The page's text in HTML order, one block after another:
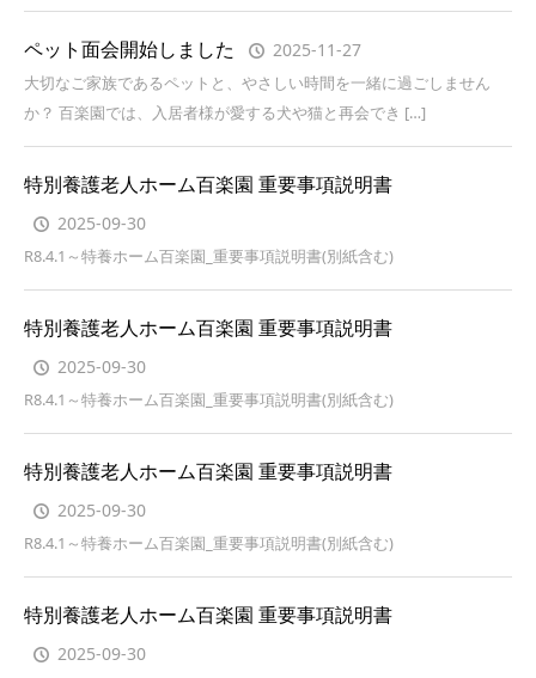
ペット面会開始しました 2025-11-27
大切なご家族であるペットと、やさしい時間を一緒に過ごしません
か？ 百楽園では、入居者様が愛する犬や猫と再会でき […]
特別養護老人ホーム百楽園 重要事項説明書
2025-09-30
R8.4.1～特養ホーム百楽園_重要事項説明書(別紙含む)
特別養護老人ホーム百楽園 重要事項説明書
2025-09-30
R8.4.1～特養ホーム百楽園_重要事項説明書(別紙含む)
特別養護老人ホーム百楽園 重要事項説明書
2025-09-30
R8.4.1～特養ホーム百楽園_重要事項説明書(別紙含む)
特別養護老人ホーム百楽園 重要事項説明書
2025-09-30